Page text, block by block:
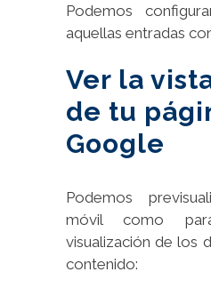
Podemos
aquellas entradas
Ver la
de tu
Google
Podemos
móvil como
visualización de los
contenido: